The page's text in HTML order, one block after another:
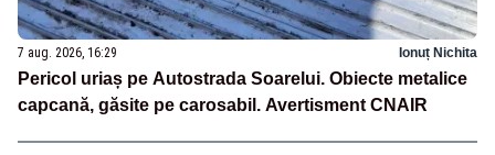
7 aug. 2026, 16:29 Ionuț Nichita
Pericol uriaș pe Autostrada Soarelui. Obiecte metalice
capcană, găsite pe carosabil. Avertisment CNAIR